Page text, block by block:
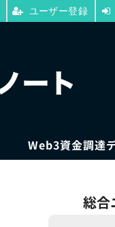
Web3資金調達
総合
ユーザー登録